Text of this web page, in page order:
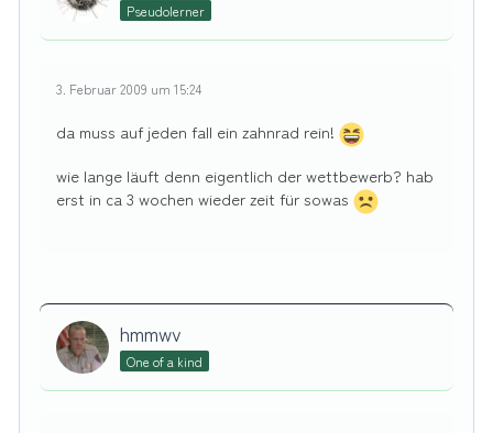
Pseudolerner
3. Februar 2009 um 15:24
da muss auf jeden fall ein zahnrad rein!
wie lange läuft denn eigentlich der wettbewerb? hab
erst in ca 3 wochen wieder zeit für sowas
hmmwv
One of a kind